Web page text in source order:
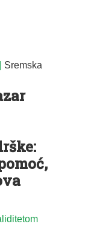
Sremska